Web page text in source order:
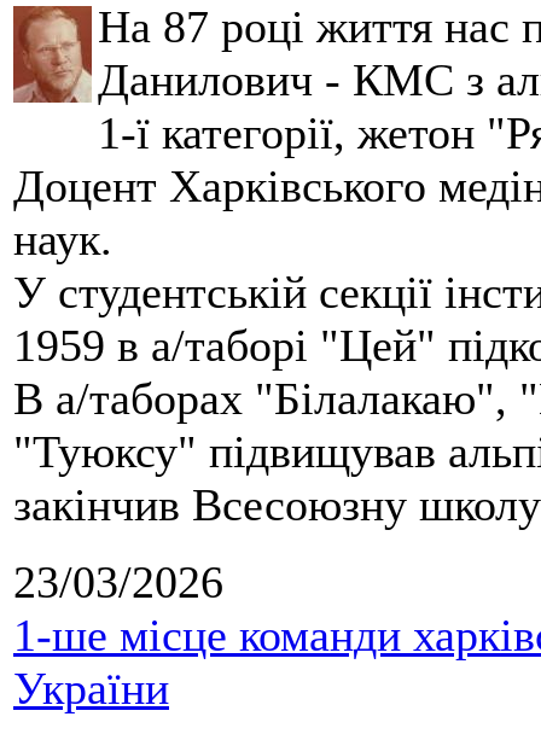
На 87 році життя нас
Данилович - КМС з
1-ї категорії, жетон
Доцент Харківського
наук.
У студентській секції
1959 в а/таборі "Цей"
В а/таборах "Білалакаю",
"Туюксу" підвищував
закінчив Всесоюзну
23/03/2026
1-ше місце команди
України